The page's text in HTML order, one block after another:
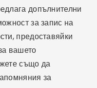
допълнителни
за запис на
предоставяйки
вашето
също да
за